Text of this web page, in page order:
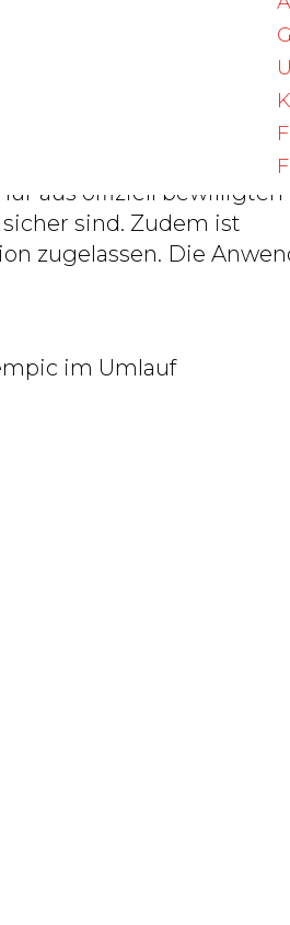
wie auf den
im Breisgau
aus offiziell bewilligten
sind. Zudem ist
zugelassen. Die
im Umlauf